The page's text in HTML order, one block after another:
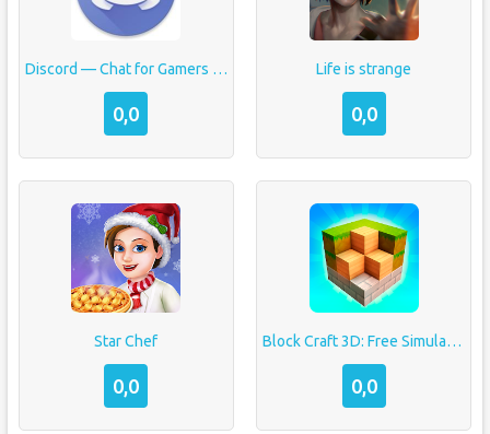
Discord — Chat for Gamers by
0,0
Life is strange
0,0
Star Chef
0,0
Block Craft 3D: Free Simulator
0,0